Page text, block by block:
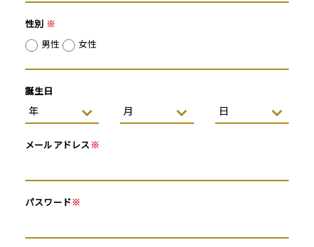
性別 ※
男性
女性
誕生日
メールアドレス ※
パスワード※